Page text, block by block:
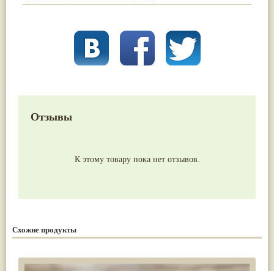
Отзывы
К этому товару пока нет отзывов.
Схожие продукты